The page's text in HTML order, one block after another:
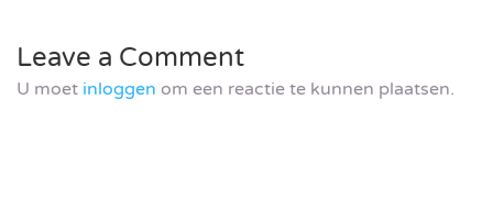
Leave a Comment
U moet inloggen om een reactie te kunnen plaatsen.